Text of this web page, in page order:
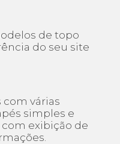
de topo
do seu site
com várias
simples e
exibição de